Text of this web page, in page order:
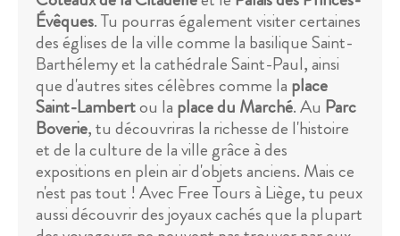
Évêques. Tu pourras également visiter certaines
des églises de la ville comme la basilique Saint-
Barthélemy et la cathédrale Saint-Paul, ainsi
que d'autres sites célèbres comme la place
Saint-Lambertou la place du Marché. Au Parc
Boverie, tu découvriras la richesse de l'histoire
et de la culture de la ville grâce à des
expositions en plein air d'objets anciens. Mais ce
n'est pas tout ! Avec Free Tours à Liège, tu peux
aussi découvrir des joyaux cachés que la plupart